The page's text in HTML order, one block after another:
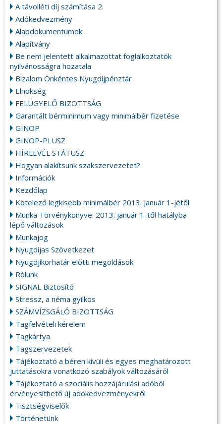
A távolléti díj számítása 2.
Adókedvezmény
Alapdokumentumok
Alapítvány
Be nem jelentett alkalmazottat foglalkoztatók
nyilvánosságra hozatala
Bizalom Önkéntes Nyugdíjpénztár
Elnökség
FELÜGYELŐ BIZOTTSÁG
Garantált bérminimum vagy minimálbér fizetése
GINOP
GINOP-PLUSZ
HÍRLEVÉL STÁTUSZ
Hogyan alakítsunk szakszervezetet?
Információk
Kezdőlap
Kötelező legkisebb minimálbér 2013. január 1-jétől
Munka Törvénykönyve: 2013. január 1-től hatályba
lépő változások
Munkajog
Nyugdíjas Szövetkezet
Nyugdjíkorhatár előtti megoldások
Rólunk
SIGNAL Biztosító
Stressz, a néma gyilkos
SZÁMVÍZSGÁLÓ BIZOTTSÁG
Tagfelvételi kérelem
Tagkártya
Tagszervezetek
Tájékoztató a béren kívüli és egyes meghatározott
juttatásokra vonatkozó szabályok változásáról
Tájékoztató a szociális hozzájárulási adóból
érvényesíthető új adókedvezményekről
Tisztségviselők
Történetünk